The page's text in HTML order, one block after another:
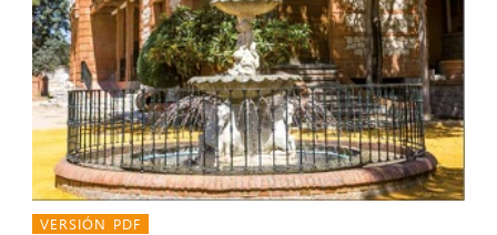
VERSIÓN PDF